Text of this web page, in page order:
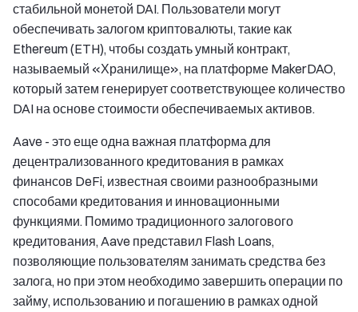
стабильной монетой DAI. Пользователи могут
обеспечивать залогом криптовалюты, такие как
Ethereum (ETH), чтобы создать умный контракт,
называемый «Хранилище», на платформе MakerDAO,
который затем генерирует соответствующее количество
DAI на основе стоимости обеспечиваемых активов.
Aave - это еще одна важная платформа для
децентрализованного кредитования в рамках
финансов DeFi, известная своими разнообразными
способами кредитования и инновационными
функциями. Помимо традиционного залогового
кредитования, Aave представил Flash Loans,
позволяющие пользователям занимать средства без
залога, но при этом необходимо завершить операции по
займу, использованию и погашению в рамках одной